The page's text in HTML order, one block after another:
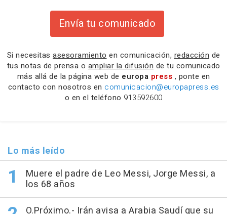
Envía tu comunicado
Si necesitas asesoramiento en comunicación, redacción de
tus notas de prensa o ampliar la difusión de tu comunicado
más allá de la página web de europa press , ponte en
contacto con nosotros en comunicacion@europapress.es
o en el teléfono 913592600
Lo más leído
Muere el padre de Leo Messi, Jorge Messi, a
los 68 años
O.Próximo.- Irán avisa a Arabia Saudí que su